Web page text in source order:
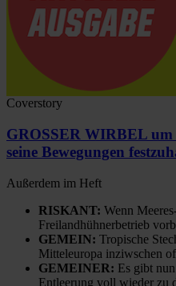
Coverstory
GROSSER WIRBEL um
seine Bewegungen
Außerdem im Heft
RISKANT: Wenn
Freilandhühnerbetrieb
GEMEIN: Tropische
Mitteleuropa inziwschen
GEMEINER: Es gibt
Entleerung voll wieder zu